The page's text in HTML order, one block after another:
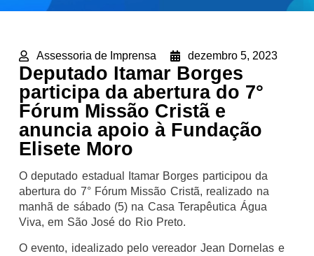
Assessoria de Imprensa dezembro 5, 2023
Deputado Itamar Borges
participa da abertura do 7°
Fórum Missão Cristã e
anuncia apoio à Fundação
Elisete Moro
O deputado estadual Itamar Borges participou da
abertura do 7° Fórum Missão Cristã, realizado na
manhã de sábado (5) na Casa Terapêutica Água
Viva, em São José do Rio Preto.
O evento, idealizado pelo vereador Jean Dornelas e